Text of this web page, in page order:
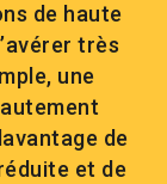
de haute
très
une
de
et de